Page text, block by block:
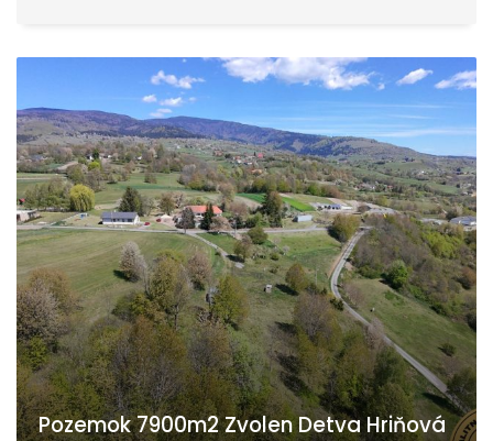
Pozemok 7900m2 Zvolen Detva Hriňová